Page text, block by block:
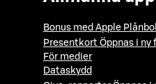
Bonus med Apple
Presentkort Öppnas i ny
För medier
Dataskydd